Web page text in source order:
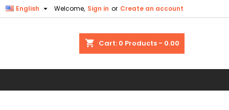
Welcome, Sign in or Create an account
English 
shopping_cart Cart: 0 Products - 0.00